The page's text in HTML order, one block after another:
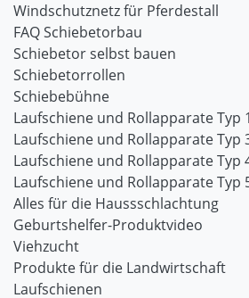
Windschutznetz für Pferdestall
FAQ Schiebetorbau
Schiebetor selbst bauen
Schiebetorrollen
Schiebebühne
Laufschiene und Rollapparate Typ
Laufschiene und Rollapparate Typ
Laufschiene und Rollapparate Typ
Laufschiene und Rollapparate Typ
Alles für die Haussschlachtung
Geburtshelfer-Produktvideo
Viehzucht
Produkte für die Landwirtschaft
Laufschienen